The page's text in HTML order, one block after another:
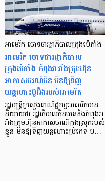
អាមេរិក ចោទថារដ្ឋាភិបាលក្រុងប៉េកាំង
អាមេរិក ចោទថារដ្ឋាភិបាល
ក្រុងប៉េកាំង កំពុងរារាំងក្រុមហ៊ុន
អាកាសចរណ៍ចិន មិនឱ្យទិញ
យន្តហោះប៊ូអ៊ីងរបស់អាមេរិក
រដ្ឋមន្ត្រីក្រសួងពាណិជ្ជកម្មអាមេរិកបាន
និយាយថា រដ្ឋាភិបាលចិនបាននិងកំពុងរា
រាំងក្រុមហ៊ុនអាកាសចរណ៍ក្នុងស្រុករបស់
ខ្លួន មិនឱ្យទិញយន្តហោះប្រភេទ ប…